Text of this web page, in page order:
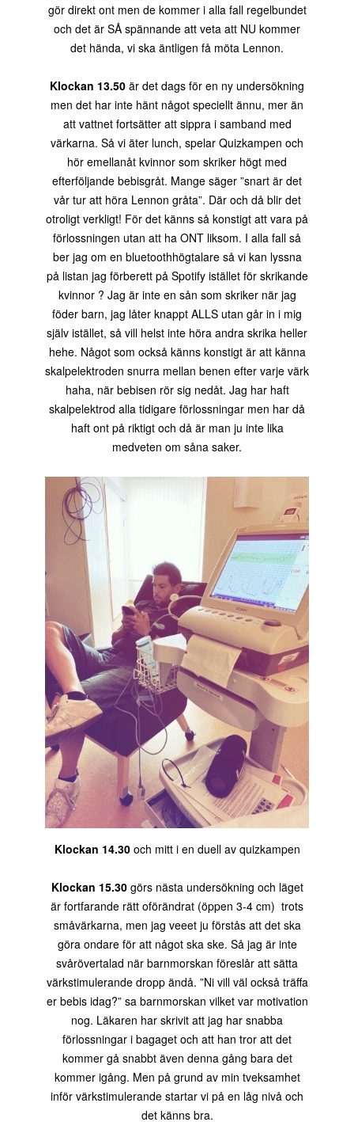
gör direkt ont men de kommer i alla fall regelbundet
och det är SÅ spännande att veta att NU kommer
det hända, vi ska äntligen få möta Lennon.
Klockan 13.50 är det dags för en ny undersökning
men det har inte hänt något speciellt ännu, mer än
att vattnet fortsätter att sippra i samband med
värkarna. Så vi äter lunch, spelar Quizkampen och
hör emellanåt kvinnor som skriker högt med
efterföljande bebisgråt. Mange säger ”snart är det
vår tur att höra Lennon gråta”. Där och då blir det
otroligt verkligt! För det känns så konstigt att vara på
förlossningen utan att ha ONT liksom. I alla fall så
ber jag om en bluetoothhögtalare så vi kan lyssna
på listan jag förberett på Spotify istället för skrikande
kvinnor ? Jag är inte en sån som skriker när jag
föder barn, jag låter knappt ALLS utan går in i mig
själv istället, så vill helst inte höra andra skrika heller
hehe. Något som också känns konstigt är att känna
skalpelektroden snurra mellan benen efter varje värk
haha, när bebisen rör sig nedåt. Jag har haft
skalpelektrod alla tidigare förlossningar men har då
haft ont på riktigt och då är man ju inte lika
medveten om såna saker.
Klockan 14.30och mitt i en duell av quizkampen
Klockan 15.30görs nästa undersökning och läget
är fortfarande rätt oförändrat (öppen 3-4 cm) trots
småvärkarna, men jag veeet ju förstås att det ska
göra ondare för att något ska ske. Så jag är inte
svårövertalad när barnmorskan föreslår att sätta
värkstimulerande dropp ändå. ”Ni vill väl också träffa
er bebis idag?” sa barnmorskan vilket var motivation
nog. Läkaren har skrivit att jag har snabba
förlossningar i bagaget och att han tror att det
kommer gå snabbt även denna gång bara det
kommer igång. Men på grund av min tveksamhet
inför värkstimulerande startar vi på en låg nivå och
det känns bra.